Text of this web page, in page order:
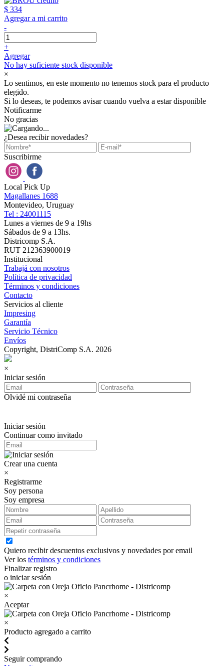
$ 334
Agregar a mi carrito
-
+
Agregar
No hay suficiente stock disponible
×
Lo sentimos, en este momento no tenemos stock para el producto
elegido.
Si lo deseas, te podemos avisar cuando vuelva a estar disponible
Notificarme
No gracias
¿Desea recibir novedades?
Suscribirme
Local Pick Up
Magallanes 1688
Montevideo, Uruguay
Tel : 24001115
Lunes a viernes de 9 a 19hs
Sábados de 9 a 13hs.
Districomp S.A.
RUT 212363900019
Institucional
Trabajá con nosotros
Política de privacidad
Términos y condiciones
Contacto
Servicios al cliente
Impresing
Garantía
Servicio Técnico
Envíos
Copyright, DistriComp S.A. 2026
×
Iniciar sesión
Olvidé mi contraseña
Iniciar sesión
Continuar como invitado
Crear una cuenta
×
Registrarme
Soy persona
Soy empresa
Quiero recibir descuentos exclusivos y novedades por email
Ver los términos y condiciones
Finalizar registro
o iniciar sesión
×
Aceptar
×
Producto agregado a carrito
Seguir comprando